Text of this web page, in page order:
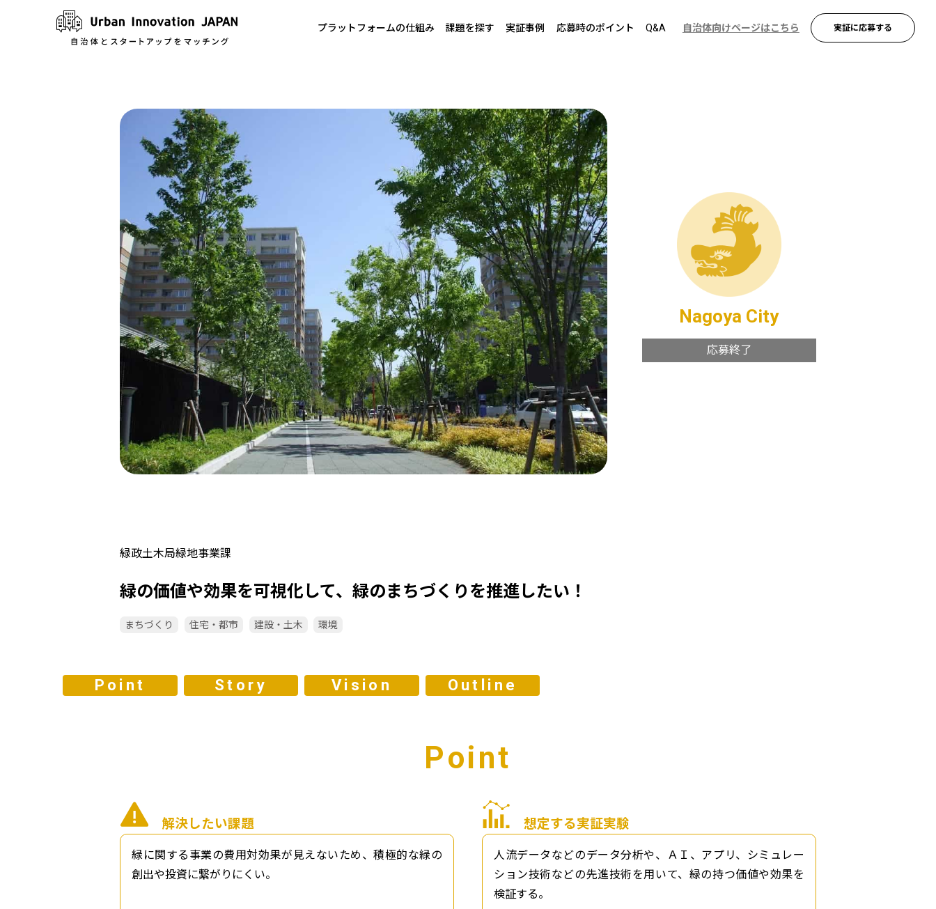
プラットフォームの仕組み 課題を探す 実証事例 応募時のポイント Q&A 自治体向けページはこちら 実証に応募する
Nagoya City
応募終了
緑政土木局緑地事業課
緑の価値や効果を可視化して、緑のまちづくりを推進したい！
まちづくり 住宅・都市 建設・土木 環境
Point Story Vision Outline
Point
解決したい課題
緑に関する事業の費用対効果が見えないため、積極的な緑の
創出や投資に繋がりにくい。
想定する実証実験
人流データなどのデータ分析や、ＡＩ、アプリ、シミュレー
ション技術などの先進技術を用いて、緑の持つ価値や効果を
検証する。